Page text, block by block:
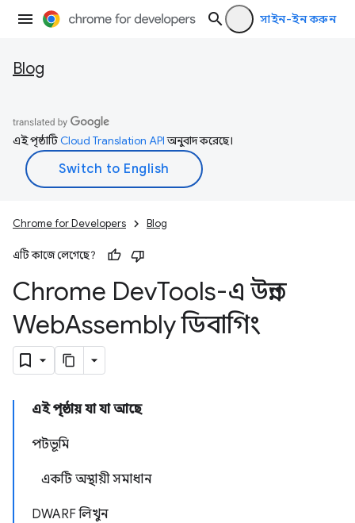
সাইন-ইন করুন
Blog
এই পৃষ্ঠাটিCloud Translation APIঅনুবাদ করেছে।
Chrome for Developers Blog
এটি কাজে লেগেছে?
Chrome DevTools-এ উন্নত
WebAssembly ডিবাগিং
এই পৃষ্ঠায় যা যা আছে
পটভূমি
একটি অস্থায়ী সমাধান
DWARF লিখুন